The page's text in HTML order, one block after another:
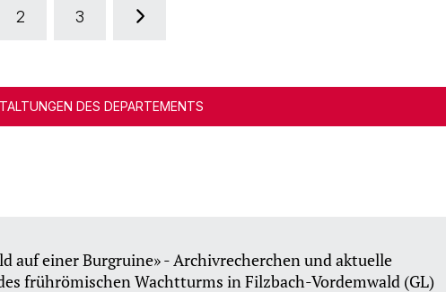
2 3
DES DEPARTEMENTS
auf einer Burgruine» - Archivrecherchen und aktuelle
frührömischen Wachtturms in Filzbach-Vordemwald (GL)